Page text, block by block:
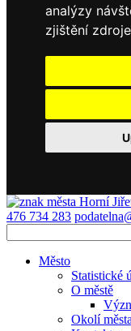
analýzy
zjištění
476 734 283
Město
Statistické
O městě
Okolí města